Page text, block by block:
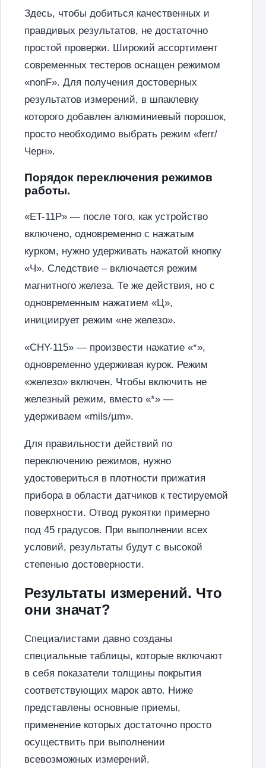
Здесь, чтобы добиться качественных и
правдивых результатов, не достаточно
простой проверки. Широкий ассортимент
современных тестеров оснащен режимом
«nonF». Для получения достоверных
результатов измерений, в шпаклевку
которого добавлен алюминиевый порошок,
просто необходимо выбрать режим «ferr/
Черн».
Порядок переключения режимов
работы.
«ET-11P» — после того, как устройство
включено, одновременно с нажатым
курком, нужно удерживать нажатой кнопку
«Ч». Следствие – включается режим
магнитного железа. Те же действия, но с
одновременным нажатием «Ц»,
инициирует режим «не железо».
«CHY-115» — произвести нажатие «*»,
одновременно удерживая курок. Режим
«железо» включен. Чтобы включить не
железный режим, вместо «*» —
удерживаем «mils/µm».
Для правильности действий по
переключению режимов, нужно
удостовериться в плотности прижатия
прибора в области датчиков к тестируемой
поверхности. Отвод рукоятки примерно
под 45 градусов. При выполнении всех
условий, результаты будут с высокой
степенью достоверности.
Результаты измерений. Что
они значат?
Специалистами давно созданы
специальные таблицы, которые включают
в себя показатели толщины покрытия
соответствующих марок авто. Ниже
представлены основные приемы,
применение которых достаточно просто
осуществить при выполнении
всевозможных измерений.